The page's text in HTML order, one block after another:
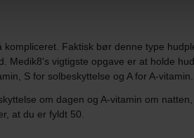
Faktisk bør denne type
Medik8's vigtigste opgave er at holde
S for solbeskyttelse og A for A-vitamin.
om dagen og A-vitamin om
at du er fyldt 50.